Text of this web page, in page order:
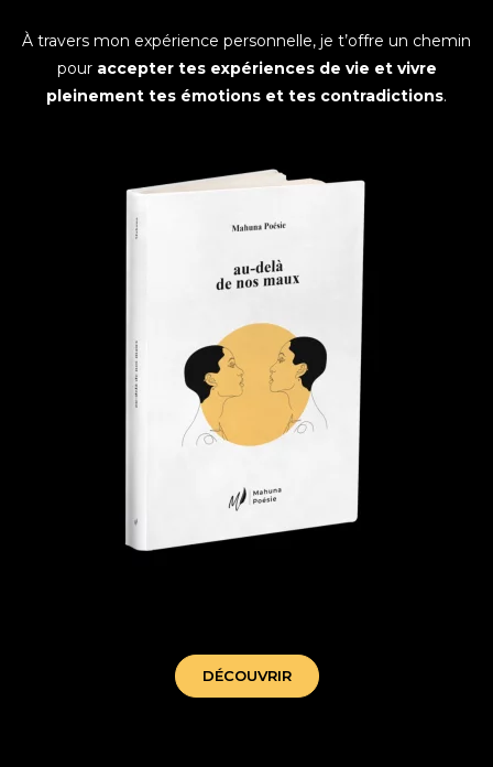
À travers mon expérience personnelle, je t’offre un chemin
pour accepter tes expériences de vie et vivre
pleinement tes émotions et tes contradictions.
DÉCOUVRIR